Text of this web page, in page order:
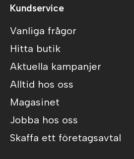
Kundservice
Vanliga frågor
Hitta butik
Aktuella kampanjer
Alltid hos oss
Magasinet
Jobba hos oss
Skaffa ett företagsavtal